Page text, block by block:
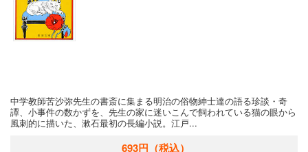
中学教師苦沙弥先生の書斎に集まる明治の俗物紳士達の語る珍談・奇
譚、小事件の数かずを、先生の家に迷いこんで飼われている猫の眼から
風刺的に描いた、漱石最初の長編小説。江戸...
693円 （税込）